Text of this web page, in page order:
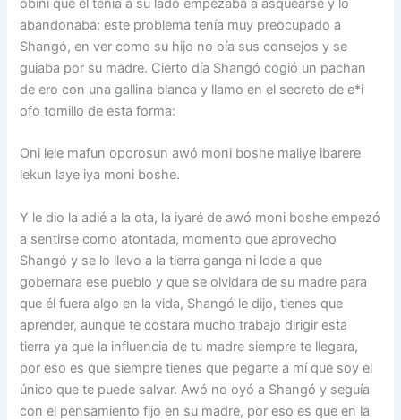
obini que el tenia a su lado empezaba a asquearse y lo
abandonaba; este problema tenía muy preocupado a
Shangó, en ver como su hijo no oía sus consejos y se
guiaba por su madre. Cierto día Shangó cogió un pachan
de ero con una gallina blanca y llamo en el secreto de e*i
ofo tomillo de esta forma:
Oni lele mafun oporosun awó moni boshe maliye ibarere
lekun laye iya moni boshe.
Y le dio la adié a la ota, la iyaré de awó moni boshe empezó
a sentirse como atontada, momento que aprovecho
Shangó y se lo llevo a la tierra ganga ni lode a que
gobernara ese pueblo y que se olvidara de su madre para
que él fuera algo en la vida, Shangó le dijo, tienes que
aprender, aunque te costara mucho trabajo dirigir esta
tierra ya que la influencia de tu madre siempre te llegara,
por eso es que siempre tienes que pegarte a mí que soy el
único que te puede salvar. Awó no oyó a Shangó y seguía
con el pensamiento fijo en su madre, por eso es que en la